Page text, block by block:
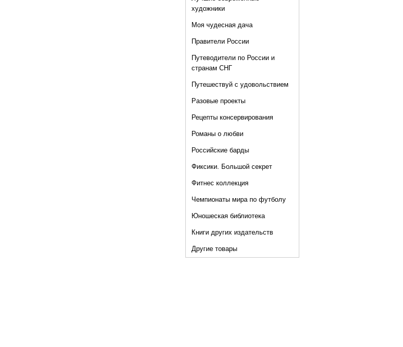
художники
Моя чудесная дача
Правители России
Путеводители по России и
странам СНГ
Путешествуй с удовольствием
Разовые проекты
Рецепты консервирования
Романы о любви
Российские барды
Фиксики. Большой секрет
Фитнес коллекция
Чемпионаты мира по футболу
Юношеская библиотека
Книги других издательств
Другие товары